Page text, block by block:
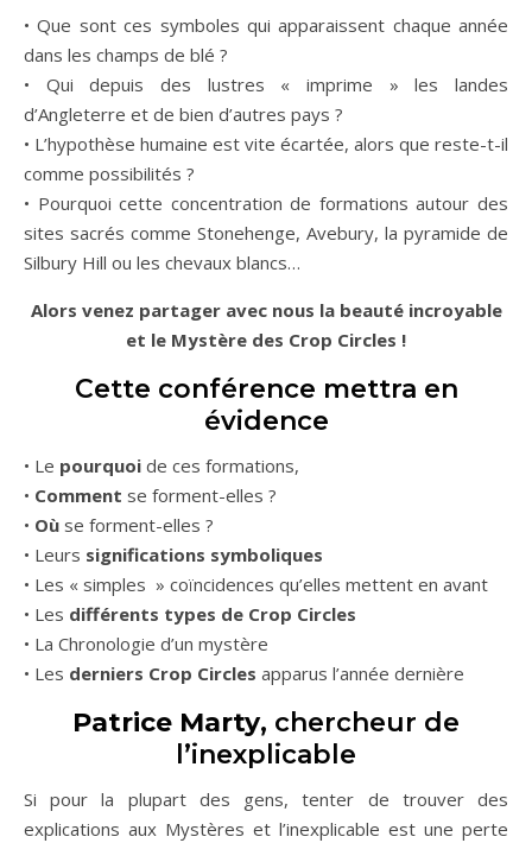
• Que sont ces symboles qui apparaissent chaque année
dans les champs de blé ?
• Qui depuis des lustres « imprime » les landes
d’Angleterre et de bien d’autres pays ?
• L’hypothèse humaine est vite écartée, alors que reste-t-il
comme possibilités ?
• Pourquoi cette concentration de formations autour des
sites sacrés comme Stonehenge, Avebury, la pyramide de
Silbury Hill ou les chevaux blancs…
Alors venez partager avec nous la beauté incroyable
et le Mystère des Crop Circles !
Cette conférence mettra en
évidence
• Le pourquoi de ces formations,
• Comment se forment-elles ?
• Où se forment-elles ?
• Leurs significations symboliques
• Les « simples » coïncidences qu’elles mettent en avant
• Les différents types de Crop Circles
• La Chronologie d’un mystère
• Les derniers Crop Circles apparus l’année dernière
Patrice Marty, chercheur de
l’inexplicable
Si pour la plupart des gens, tenter de trouver des
explications aux Mystères et l’inexplicable est une perte